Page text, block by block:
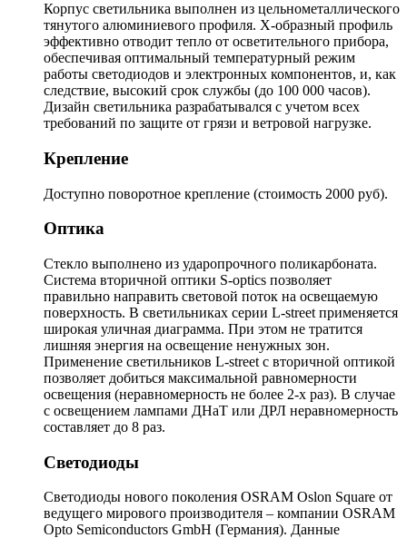
Корпус светильника выполнен из цельнометаллического
тянутого алюминиевого профиля. Х-образный профиль
эффективно отводит тепло от осветительного прибора,
обеспечивая оптимальный температурный режим
работы светодиодов и электронных компонентов, и, как
следствие, высокий срок службы (до 100 000 часов).
Дизайн светильника разрабатывался с учетом всех
требований по защите от грязи и ветровой нагрузке.
Крепление
Доступно поворотное крепление (стоимость 2000 руб).
Оптика
Стекло выполнено из ударопрочного поликарбоната.
Система вторичной оптики S-optics позволяет
правильно направить световой поток на освещаемую
поверхность. В светильниках серии L-street применяется
широкая уличная диаграмма. При этом не тратится
лишняя энергия на освещение ненужных зон.
Применение светильников L-street с вторичной оптикой
позволяет добиться максимальной равномерности
освещения (неравномерность не более 2-х раз). В случае
с освещением лампами ДНаТ или ДРЛ неравномерность
составляет до 8 раз.
Светодиоды
Светодиоды нового поколения OSRAM Oslon Square от
ведущего мирового производителя – компании OSRAM
Opto Semiconductors GmbH (Германия). Данные